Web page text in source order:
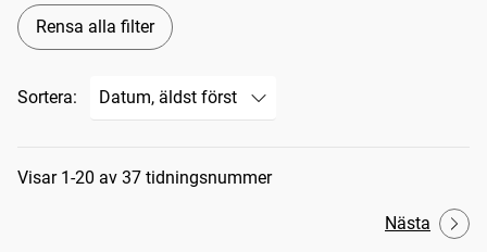
Rensa alla filter
Sortera:
Sökresultat
Visar 1-20 av 37 tidningsnummer
Nästa